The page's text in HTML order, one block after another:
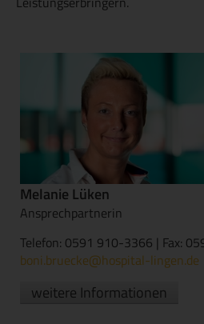
Melanie Lüken
Ansprechpartnerin
Telefon: 0591 910-3366 | Fax:
boni.bruecke@hospital-lingen.de
weitere Informationen